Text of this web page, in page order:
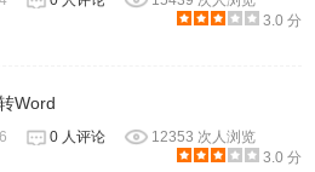
3.0 分
Word
0 人评论
12353 次人浏览
3.0 分